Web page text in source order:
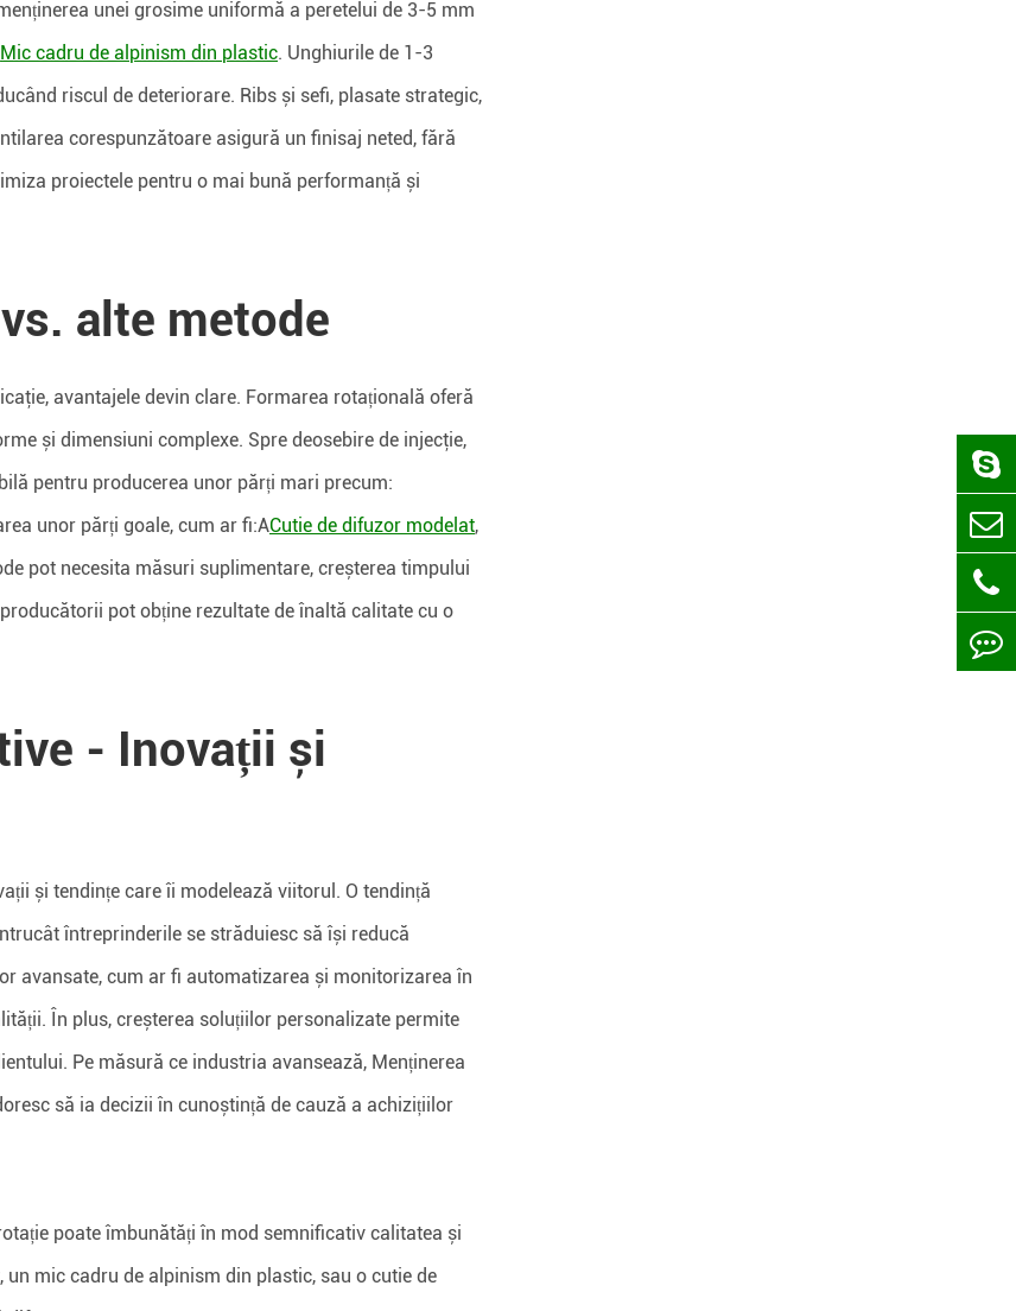
unei grosime uniformă a peretelui de 3-5 mm
Mic cadru de alpinism din plastic. Unghiurile de 1-3
riscul de deteriorare. Ribs și sefi, plasate strategic,
corespunzătoare asigură un finisaj neted, fără
proiectele pentru o mai bună performanță și
alte metode
avantajele devin clare. Formarea rotațională oferă
și dimensiuni complexe. Spre deosebire de injecţie,
pentru producerea unor părți mari precum:
unor părți goale, cum ar fi:ACutie de difuzor modelat,
pot necesita măsuri suplimentare, creșterea timpului
pot obține rezultate de înaltă calitate cu o
- Inovații și
și tendințe care îi modelează viitorul. O tendință
întreprinderile se străduiesc să își reducă
avansate, cum ar fi automatizarea și monitorizarea în
În plus, creșterea soluțiilor personalizate permite
Pe măsură ce industria avansează, Menținerea
să ia decizii în cunoștință de cauză a achizițiilor
poate îmbunătăți în mod semnificativ calitatea și
mic cadru de alpinism din plastic, sau o cutie de